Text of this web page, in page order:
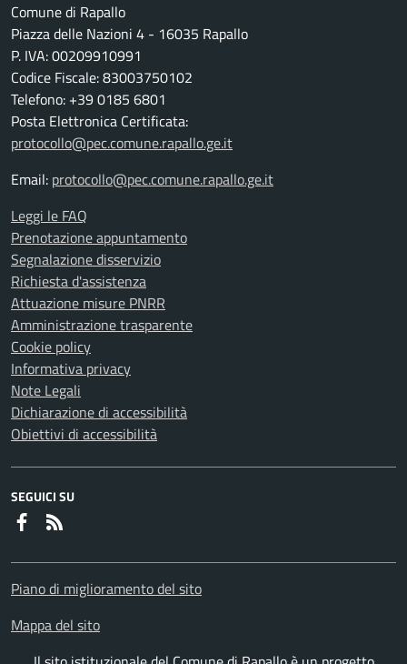
Comune di Rapallo
Piazza delle Nazioni 4 - 16035 Rapallo
P. IVA: 00209910991
Codice Fiscale: 83003750102
Telefono: +39 0185 6801
Posta Elettronica Certificata:
protocollo@pec.comune.rapallo.ge.it
Email: protocollo@pec.comune.rapallo.ge.it
Leggi le FAQ
Prenotazione appuntamento
Segnalazione disservizio
Richiesta d'assistenza
Attuazione misure PNRR
Amministrazione trasparente
Cookie policy
Informativa privacy
Note Legali
Dichiarazione di accessibilità
Obiettivi di accessibilità
SEGUICI SU
Faceboook
Piano di miglioramento del sito
Mappa del sito